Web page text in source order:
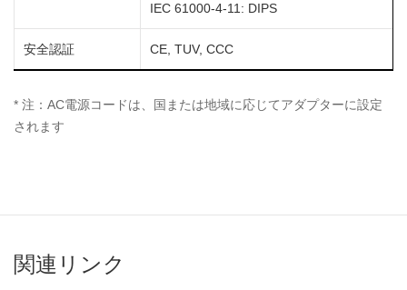
IEC 61000-4-11: DIPS
安全認証 CE, TUV, CCC
* 注：AC電源コードは、国または地域に応じてアダプターに設定
されます
関連リンク